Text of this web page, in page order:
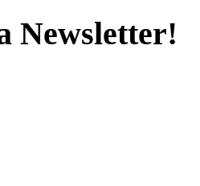
Newsletter!